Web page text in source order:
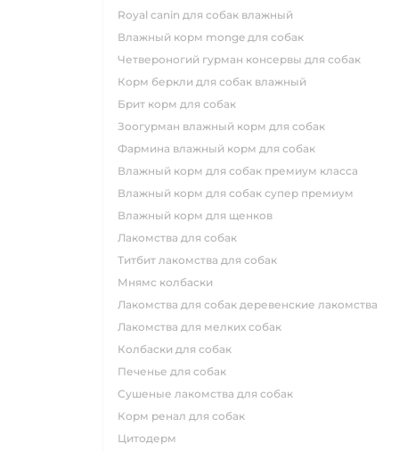
royal canin для собак влажный
влажный корм monge для собак
четвероногий гурман консервы для собак
корм беркли для собак влажный
брит корм для собак
зоогурман влажный корм для собак
фармина влажный корм для собак
влажный корм для собак премиум класса
влажный корм для собак супер премиум
влажный корм для щенков
лакомства для собак
титбит лакомства для собак
мнямс колбаски
лакомства для собак деревенские лакомства
лакомства для мелких собак
колбаски для собак
печенье для собак
сушеные лакомства для собак
корм ренал для собак
цитодерм